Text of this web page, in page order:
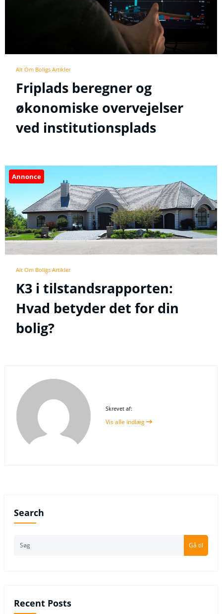
Alt Om Boligs Artikler
Friplads beregner og
økonomiske overvejelser
ved institutionsplads
Annonce
Alt Om Boligs Artikler
K3 i tilstandsrapporten:
Hvad betyder det for din
bolig?
Skrevet af:
Vis alle indlæg
Search
Gå til
Recent Posts